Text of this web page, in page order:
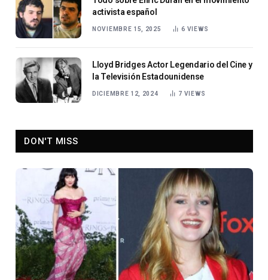
activista español
NOVIEMBRE 15, 2025 6 VIEWS
Lloyd Bridges Actor Legendario del Cine y
la Televisión Estadounidense
DICIEMBRE 12, 2024 7 VIEWS
DON'T MISS